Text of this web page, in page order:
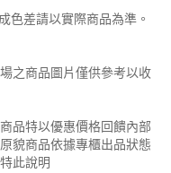
色差請以實際商品為準。
之商品圖片僅供參考以收
品特以優惠價格回饋內部
貌商品依據專櫃出品狀態
此說明